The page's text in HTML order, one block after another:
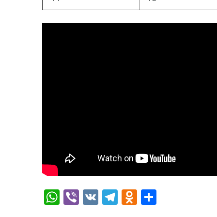
WhatsApp
Viber
VK Telegram